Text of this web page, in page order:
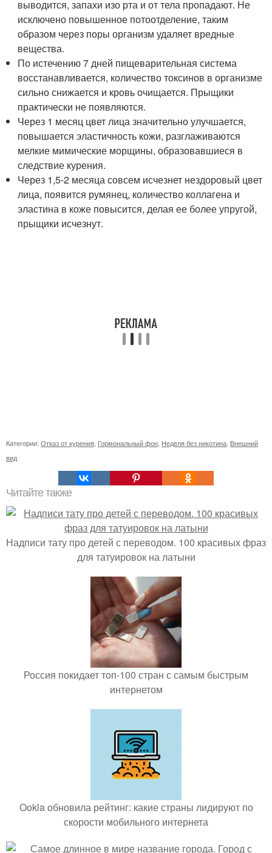
выводится, запахи изо рта и от тела пропадают. Не
исключено повышенное потоотделение, таким
образом через поры организм удаляет вредные
вещества.
По истечению 7 дней пищеварительная система
восстанавливается, количество токсинов в организме
сильно снижается и кровь очищается. Прыщики
практически не появляются.
Через 1 месяц цвет лица значительно улучшается,
повышается эластичность кожи, разглаживаются
мелкие мимические морщины, образовавшиеся в
следствие курения.
Через 1,5-2 месяца совсем исчезнет нездоровый цвет
лица, появится румянец, количество коллагена и
эластина в коже повысится, делая ее более упругой,
прыщики исчезнут.
Категории: Отказ от курения Гормональный фон Неделя без никотина Внешний
вид
Читайте также
Надписи тату про детей с переводом. 100 красивых фраз
для татуировок на латыни
Россия покидает топ-100 стран с самым быстрым
интернетом
Ookla обновила рейтинг: какие страны лидируют по
скорости мобильного интернета